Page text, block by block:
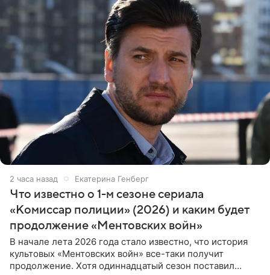
2 часа назад Екатерина Генберг
Что известно о 1-м сезоне сериала
«Комиссар полиции» (2026) и каким будет
продолжение «Ментовских войн»
В начале лета 2026 года стало известно, что история
культовых «Ментовских войн» все-таки получит
продолжение. Хотя одиннадцатый сезон поставил